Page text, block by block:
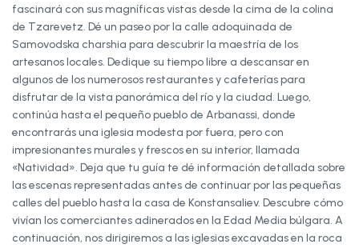
fascinará con sus magníficas vistas desde la cima de la colina
de Tzarevetz. Dé un paseo por la calle adoquinada de
Samovodska charshia para descubrir la maestría de los
artesanos locales. Dedique su tiempo libre a descansar en
algunos de los numerosos restaurantes y cafeterías para
disfrutar de la vista panorámica del río y la ciudad. Luego,
continúa hasta el pequeño pueblo de Arbanassi, donde
encontrarás una iglesia modesta por fuera, pero con
impresionantes murales y frescos en su interior, llamada
«Natividad». Deja que tu guía te dé información detallada sobre
las escenas representadas antes de continuar por las pequeñas
calles del pueblo hasta la casa de Konstansaliev. Descubre cómo
vivían los comerciantes adinerados en la Edad Media búlgara. A
continuación, nos dirigiremos a las iglesias excavadas en la roca